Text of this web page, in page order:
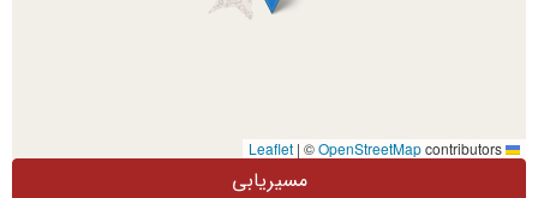
| ©OpenStreetMapcontributors
مسیریابی